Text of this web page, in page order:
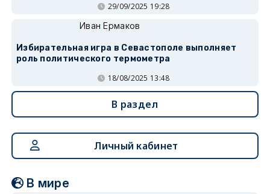
29/09/2025 19:28
Иван Ермаков
Избирательная игра в Севастополе выполняет
роль политического термометра
18/08/2025 13:48
В раздел
Личный кабинет
В мире